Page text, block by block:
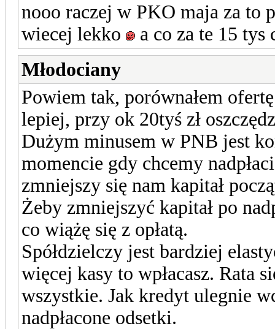
nooo raczej w PKO maja za to
wiecej lekko
a co za te 15 tys
Młodociany
Powiem tak, porównałem
lepiej, przy ok 20tyś zł
Dużym minusem w PNB jest
momencie gdy chcemy
zmniejszy się nam kapitał
Żeby zmniejszyć kapitał po
co wiążę się z opłatą.
Spółdzielczy jest bardziej
więcej kasy to wpłacasz. Rata
wszystkie. Jak kredyt ulegnie
nadpłacone odsetki.